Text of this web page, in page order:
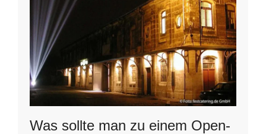
Was sollte man zu einem Open-